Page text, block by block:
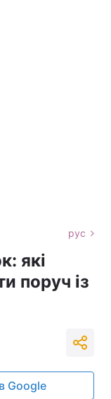
рус
які
поруч із
Google